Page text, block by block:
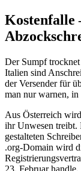
Kostenfalle
Der Sumpf
Italien sind
der Versender für
man nur warnen, in
Aus Österreich
ihr Unwesen treibt.
gestalteten
.org-Domain wird
23. Februar